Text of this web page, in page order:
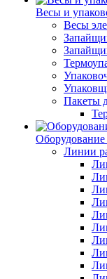
Весы и
Весы
Пакеты
Оборудование
Линии